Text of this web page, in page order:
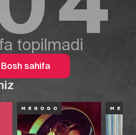
topilmadi
Bosh sahifa